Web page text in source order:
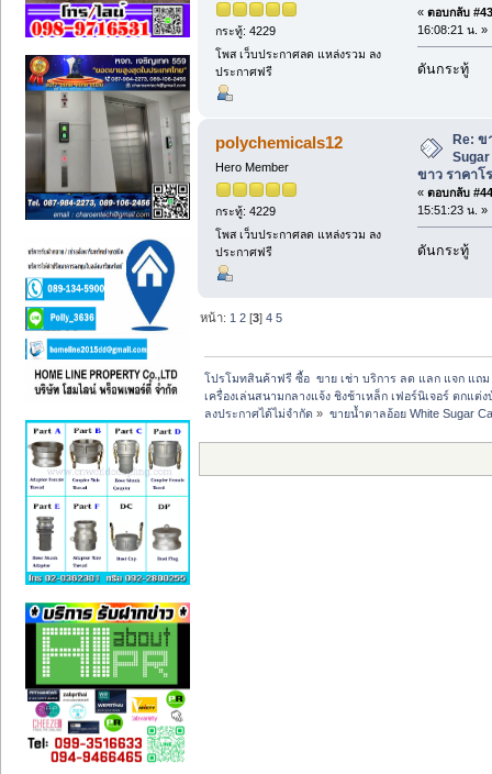
กระทู้: 4229
โพส เว็บประกาศลด แหล่งรวม ลง
ประกาศฟรี
« ตอบกลับ
16:08:21 น. »
ดันกระทู้
polychemicals12
Hero Member
กระทู้: 4229
โพส เว็บประกาศลด แหล่งรวม ลง
ประกาศฟรี
Re: ข
ขาว ราคาโ
« ตอบกลับ
15:51:23 น. »
ดันกระทู้
หน้า: 1 2 [3]4 5
โปรโมทสินค้าฟรี ซื้อ  ขาย เช่า บริการ ลด แลก แจก แถ
เครื่องเล่นสนามกลางแจ้ง ชิงช้าเหล็ก เฟอร์นิเจอร์ ตกแ
ลงประกาศได้ไม่จำกัด » ขายน้ำตาลอ้อย White Sugar